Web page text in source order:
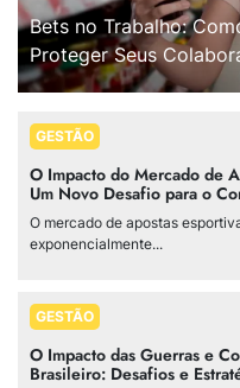
Bets no Trabalho:
Proteger Seus
GESTÃO
O Impacto do Mercado de
Um Novo Desafio para o
O mercado de apostas
exponencialmente...
GESTÃO
O Impacto das Guerras e
Brasileiro: Desafios e